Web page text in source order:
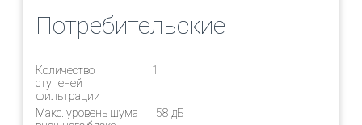
Потребительские
Количество
ступеней
фильтрации
1
Макс. уровень шума
58 дБ